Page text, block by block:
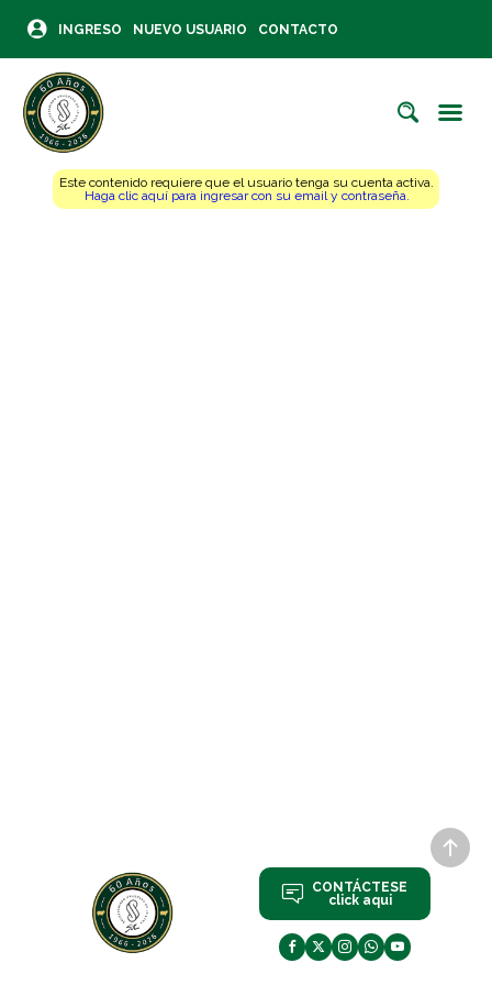
INGRESO NUEVO USUARIO CONTACTO
Este contenido requiere que el usuario tenga su cuenta activa.
Haga clic aquí para ingresar con su email y contraseña.
CONTÁCTESE
click aqui